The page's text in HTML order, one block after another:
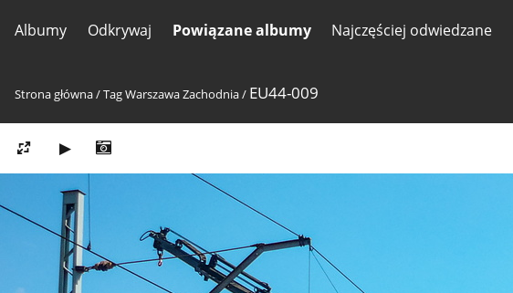
Albumy Odkrywaj Powiązane albumy Najczęściej odwiedzane
Strona główna/TagWarszawa Zachodnia/ EU44-009